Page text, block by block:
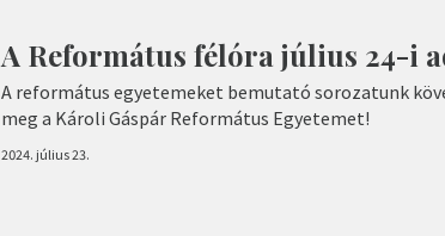
A Református félóra július 24-i
A református egyetemeket bemutató sorozatunk
meg a Károli Gáspár Református Egyetemet!
2024. július 23.